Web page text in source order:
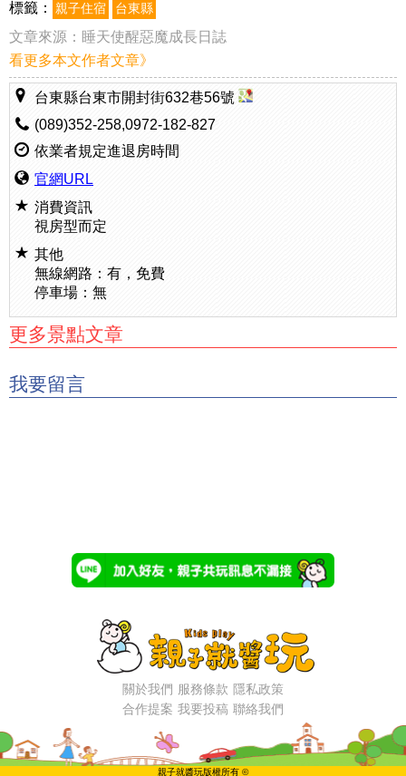
標籤： 親子住宿 台東縣
文章來源： 睡天使醒惡魔成長日誌
看更多本文作者文章》
台東縣台東市開封街632巷56號
(089)352-258,0972-182-827
依業者規定進退房時間
官網URL
消費資訊
視房型而定
其他
無線網路：有，免費
停車場：無
更多景點文章
我要留言
關於我們 服務條款 隱私政策
合作提案 我要投稿 聯絡我們
親子就醬玩版權所有 ©